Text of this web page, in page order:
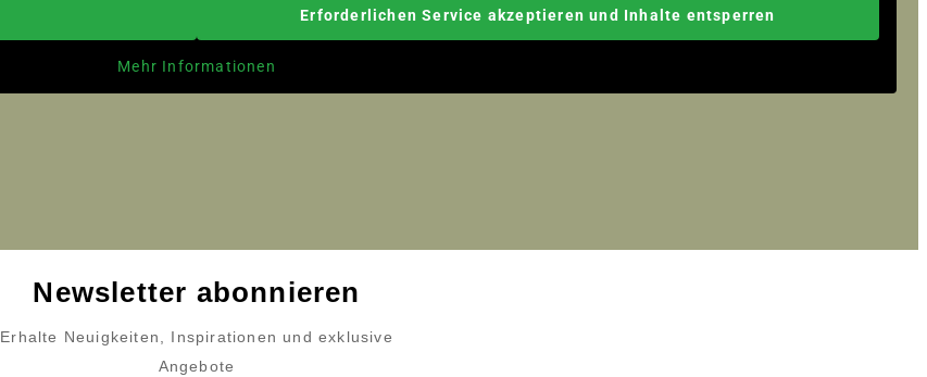
Erforderlichen Service akzeptieren und Inhalte entsperren
Mehr Informationen
Newsletter abonnieren
Erhalte Neuigkeiten, Inspirationen und exklusive
Angebote